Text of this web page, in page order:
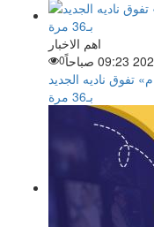
اهم الاخبار
0
تفوق ناديه الجديد
بـ36 مرة